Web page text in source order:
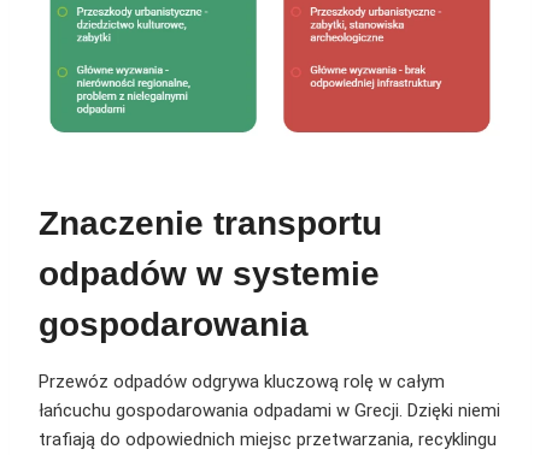
Znaczenie transportu
odpadów w systemie
gospodarowania
Przewóz odpadów odgrywa kluczową rolę w całym
łańcuchu gospodarowania odpadami w Grecji. Dzięki niemi
trafiają do odpowiednich miejsc przetwarzania, recyklingu